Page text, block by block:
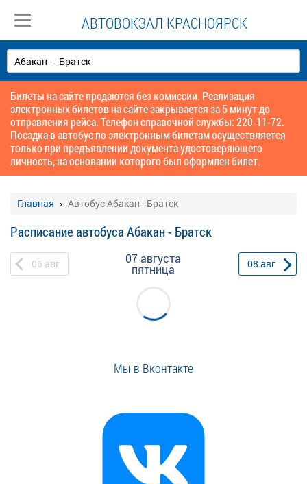
АВТОВОКЗАЛ КРАСНОЯРСК
Билеты на сайте продаются без комиссии. Реализация
электронных билетов на сайте закрывается за 5 минут до
отправления рейса. Телефон справочной службы: 220-11-72.
Посадка в автобус по электронным билетам осуществляется
только при предъявлении документа удостоверяющего
личность, на основании которого был оформлен билет.
Главная Автобус Абакан - Братск
Расписание автобуса Абакан - Братск
06 авг 07 августа
пятница 08 авг
Мы в Вконтакте